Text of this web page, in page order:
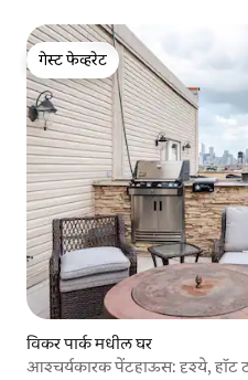
गेस्ट फेव्हरेट
गेस्ट फेव्हरेट
विकर पार्क मधील घर
आश्चर्यकारक पेंटहाऊस: दृश्ये, हॉट